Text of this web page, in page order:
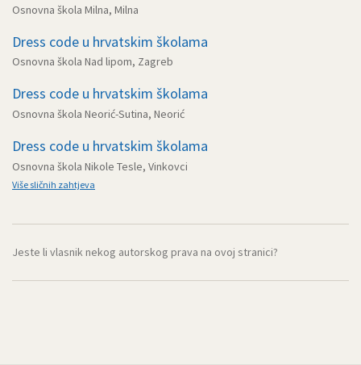
Osnovna škola Milna, Milna
Dress code u hrvatskim školama
Osnovna škola Nad lipom, Zagreb
Dress code u hrvatskim školama
Osnovna škola Neorić-Sutina, Neorić
Dress code u hrvatskim školama
Osnovna škola Nikole Tesle, Vinkovci
Više sličnih zahtjeva
Jeste li vlasnik nekog autorskog prava na ovoj stranici?